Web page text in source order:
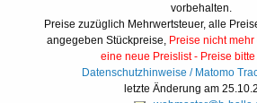
vorbehalten.
Preise zuzüglich Mehrwertsteuer, alle
angegeben Stückpreise, Preise nicht
eine neue Preislist - Preise bitte
Datenschutzhinweise / Matomo
letzte Änderung am